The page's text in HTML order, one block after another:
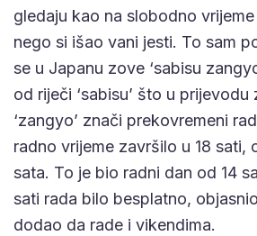
gledaju kao na slobodno
nego si išao vani jesti. To sam
se u Japanu zove ‘sabisu
od riječi ‘sabisu’ što u prijevodu
‘zangyo’ znači prekovremeni
radno vrijeme završilo u 18 sati,
sata. To je bio radni dan od 14
sati rada bilo besplatno,
dodao da rade i vikendima.